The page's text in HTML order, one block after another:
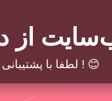
از
لطفا با پشتیبانی وب سایت تماس حاصل فرمایید ! 😊